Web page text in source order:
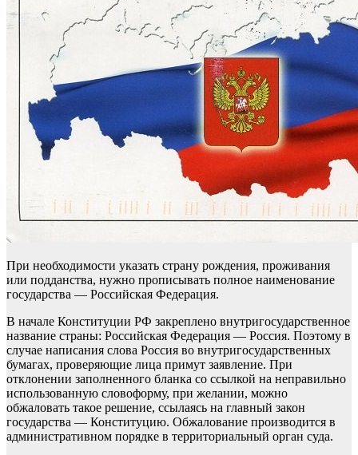
При необходимости указать страну рождения, проживания
или подданства, нужно прописывать полное наименование
государства — Российская Федерация.
В начале Конституции РФ закреплено внутригосударственное
название страны: Российская Федерация — Россия. Поэтому в
случае написания слова Россия во внутригосударственных
бумагах, проверяющие лица примут заявление. При
отклонении заполненного бланка со ссылкой на неправильно
использованную словоформу, при желании, можно
обжаловать такое решение, ссылаясь на главный закон
государства — Конституцию. Обжалование производится в
административном порядке в территориальный орган суда.